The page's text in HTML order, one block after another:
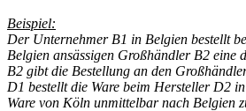
Beispiel:
Der Unternehmer B1 in Belgien bestellt
Belgien ansässigen Großhändler B2 eine
B2 gibt die Bestellung an den
D1 bestellt die Ware beim Hersteller D2
Ware von Köln unmittelbar nach Belgien